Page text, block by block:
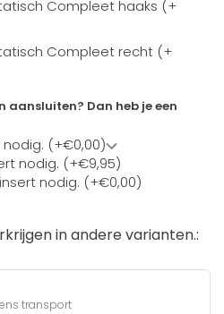
Compleet haaks (+
Compleet recht (+
Dan heb je een
(+€0,00)
nodig. (+€9,95)
nodig. (+€0,00)
in andere varianten.:
transport